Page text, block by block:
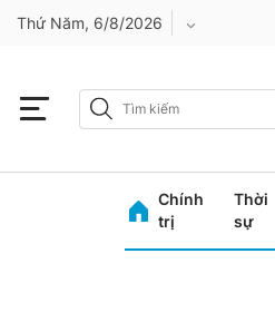
Thứ Năm, 6/8/2026
Bình Phước
Chính
trị
Thời
sự